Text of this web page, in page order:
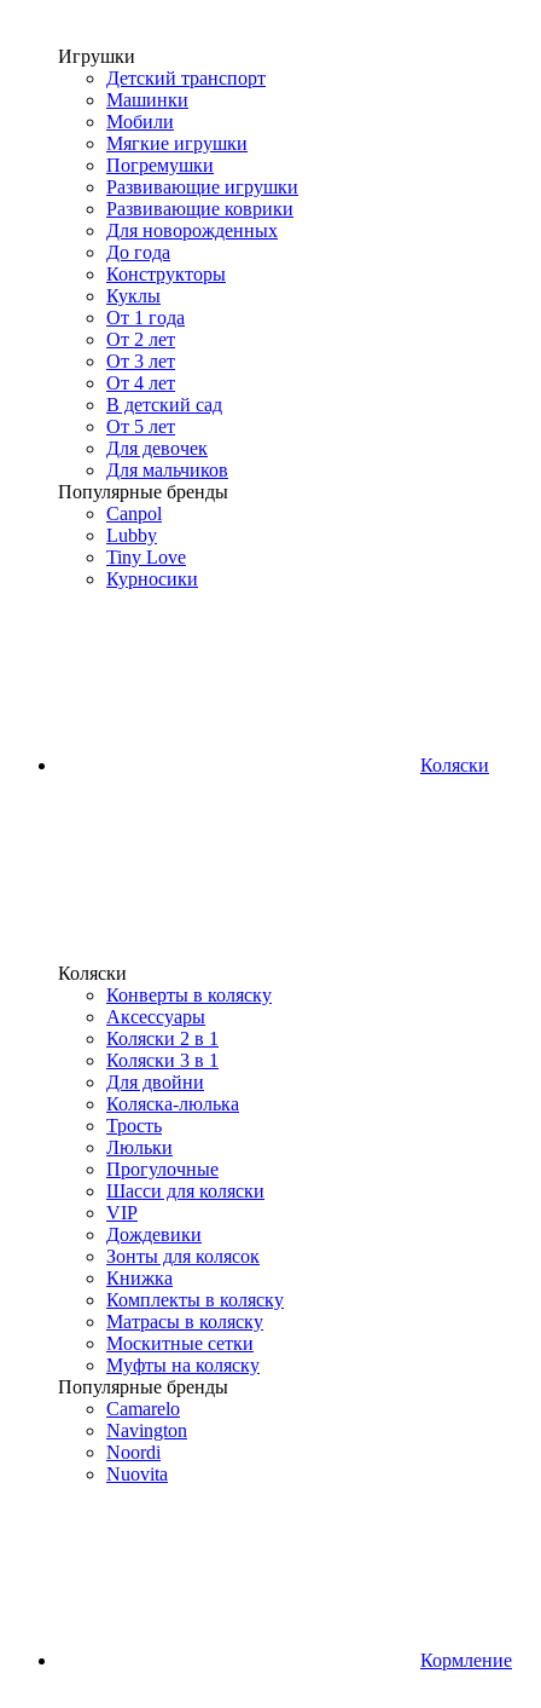
Игрушки
Детский транспорт
Машинки
Мобили
Мягкие игрушки
Погремушки
Развивающие игрушки
Развивающие коврики
Для новорожденных
До года
Конструкторы
Куклы
От 1 года
От 2 лет
От 3 лет
От 4 лет
В детский сад
От 5 лет
Для девочек
Для мальчиков
Популярные бренды
Canpol
Lubby
Tiny Love
Курносики
Коляски
Коляски
Конверты в коляску
Аксессуары
Коляски 2 в 1
Коляски 3 в 1
Для двойни
Коляска-люлька
Трость
Люльки
Прогулочные
Шасси для коляски
VIP
Дождевики
Зонты для колясок
Книжка
Комплекты в коляску
Матрасы в коляску
Москитные сетки
Муфты на коляску
Популярные бренды
Camarelo
Navington
Noordi
Nuovita
Кормление